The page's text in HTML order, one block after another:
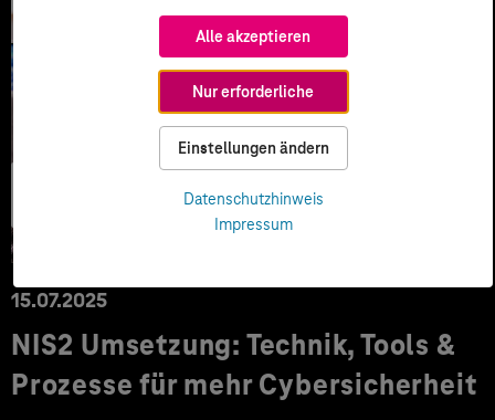
Alle akzeptieren
Nur erforderliche
Einstellungen ändern
Datenschutzhinweis
Impressum
15.07.2025
NIS2 Umsetzung: Technik, Tools &
Prozesse für mehr Cybersicherheit